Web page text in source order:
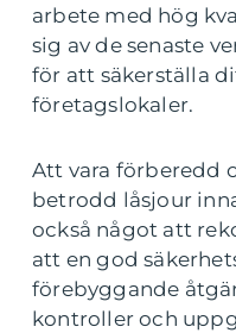
arbete med hög
sig av de senaste
för att säkerställa
företagslokaler.
Att vara förberedd
betrodd låsjour
också något att
att en god
förebyggande
kontroller och